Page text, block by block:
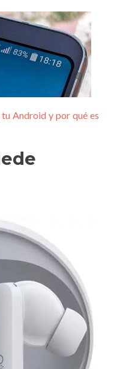
Android y por qué es